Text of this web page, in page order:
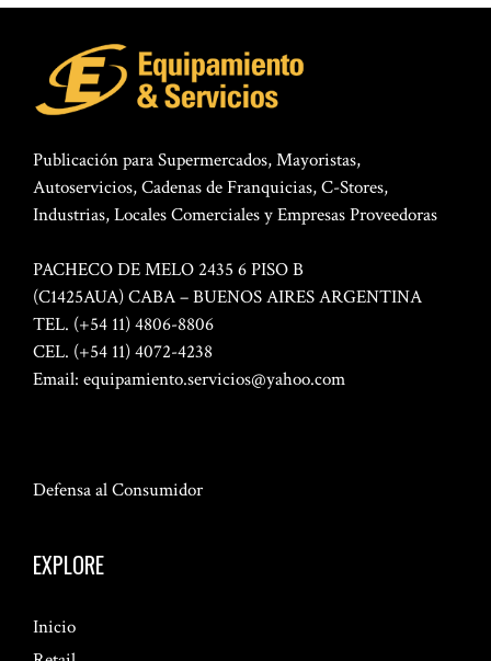
Publicación para Supermercados, Mayoristas,
Autoservicios, Cadenas de Franquicias, C-Stores,
Industrias, Locales Comerciales y Empresas Proveedoras
PACHECO DE MELO 2435 6 PISO B
(C1425AUA) CABA – BUENOS AIRES ARGENTINA
TEL. (+54 11) 4806-8806
CEL. (+54 11) 4072-4238
Email: equipamiento.servicios@yahoo.com
Defensa al Consumidor
EXPLORE
Inicio